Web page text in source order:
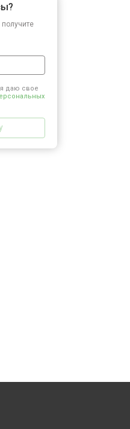
даю свое